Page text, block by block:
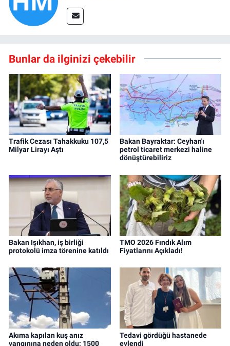
Bunlar da ilginizi çekebilir
Trafik Cezası Tahakkuku 107,5
Milyar Lirayı Aştı
Bakan Bayraktar: Ceyhan'ı
petrol ticaret merkezi haline
dönüştürebiliriz
Bakan Işıkhan, iş birliği
protokolü imza törenine katıldı
TMO 2026 Fındık Alım
Fiyatlarını Açıkladı!
Akıma kapılan kuş anız
yangınına neden oldu; 1500
Tedavi gördüğü hastanede
evlendi